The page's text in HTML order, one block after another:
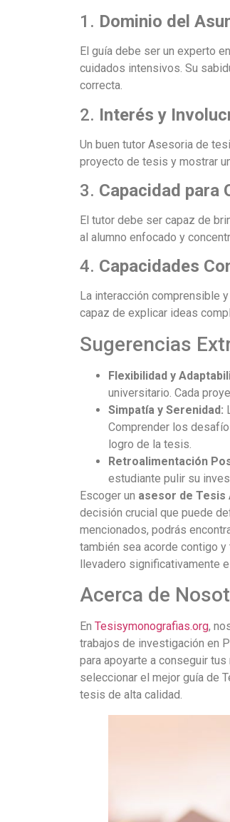
1. Dominio del
El guía debe ser un experto
cuidados intensivos. Su
correcta.
2. Interés y
Un buen tutor Asesoria de
proyecto de tesis y mostrar
3. Capacidad para
El tutor debe ser capaz de
al alumno enfocado y
4. Capacidades
La interacción comprensible
capaz de explicar ideas
Sugerencias
Flexibilidad y
universitario. Cada
Simpatía y Serenidad:
Comprender los
logro de la tesis.
Retroalimentación
estudiante pulir su
Escoger un asesor de
decisión crucial que puede
mencionados, podrás
también sea acorde contigo y
llevadero significativamente
Acerca de
En Tesisymonografias.org,
trabajos de investigación en
para apoyarte a conseguir
seleccionar el mejor guía de
tesis de alta calidad.